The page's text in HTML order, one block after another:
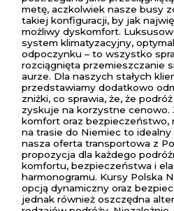
metę, aczkolwiek nasze busy
takiej konfiguracji, by jak
możliwy dyskomfort.
system klimatyzacyjny,
odpoczynku – to wszystko
rozciągnięta przemieszczanie
aurze. Dla naszych stałych
przedstawiamy dodatkowo
zniżki, co sprawia, że, że
zyskuje na korzystne cenowo.
komfort oraz bezpieczeństwo,
na trasie do Niemiec to
nasza oferta transportowa z
propozycja dla każdego
komfortu, bezpieczeństwa i
harmonogramu. Kursy Polska
opcją dynamiczny oraz
jednak również oszczędna